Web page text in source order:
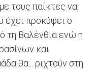
τους παίκτες να
έχει προκύψει ο
τη Βαλένθια ενώ η
και
θα... ριχτούν στη